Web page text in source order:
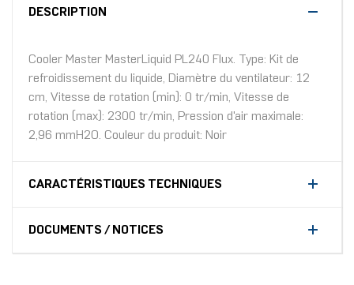
DESCRIPTION
Cooler Master MasterLiquid PL240 Flux. Type: Kit de
refroidissement du liquide, Diamètre du ventilateur: 12
cm, Vitesse de rotation (min): 0 tr/min, Vitesse de
rotation (max): 2300 tr/min, Pression d'air maximale:
2,96 mmH2O. Couleur du produit: Noir
CARACTÉRISTIQUES TECHNIQUES
DOCUMENTS / NOTICES